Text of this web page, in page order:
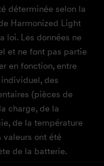
déterminée selon la
Harmonized Light
loi. Les données ne
et ne font pas partie
en fonction, entre
des
(pièces de
charge, de la
de la température
ont été
de la batterie.